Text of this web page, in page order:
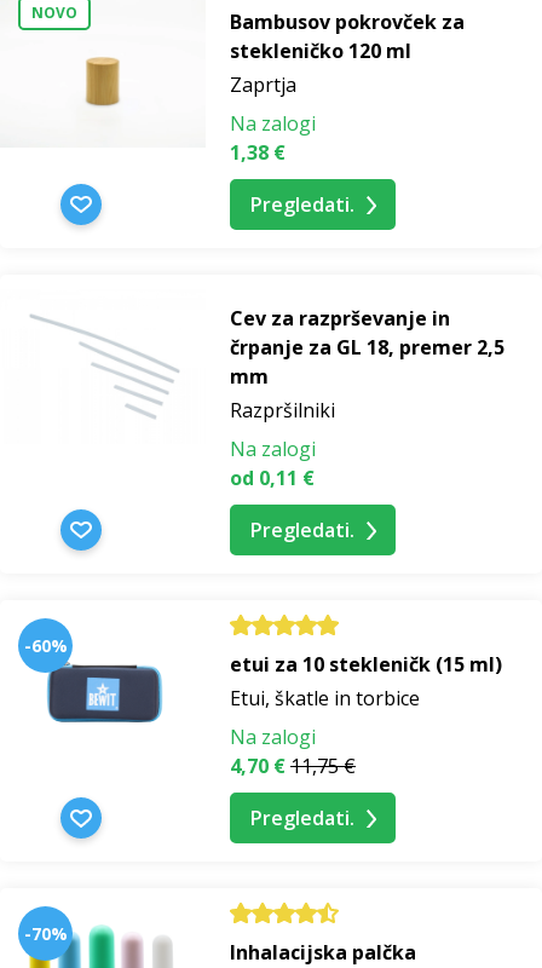
aplikatorji
Potovalne
Lesene
NOVO
Bambusov pokrovček za
stekleničko 120 ml
Zaprtja
Na zalogi
1,38 €
Pregledati.
Cev za razprševanje in
črpanje za GL 18, premer 2,5
mm
Razpršilniki
Na zalogi
od 0,11 €
Pregledati.
-60%
etui za 10 stekleničk (15 ml)
Etui, škatle in torbice
Na zalogi
4,70 €11,75 €
Pregledati.
-70%
Inhalacijska palčka